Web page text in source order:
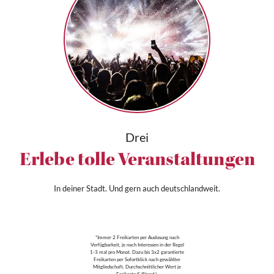
Drei
Erlebe tolle Veranstaltungen
In deiner Stadt. Und gern auch deutschlandweit.
*Immer 2 Freikarten per Auslosung nach
Verfügbarkeit, je nach Interessen in der Regel
1-3 mal pro Monat. Dazu bis 3x2 garantierte
Freikarten per Sofortklick nach gewählter
Mitgliedschaft. Durchschnittlicher Wert je